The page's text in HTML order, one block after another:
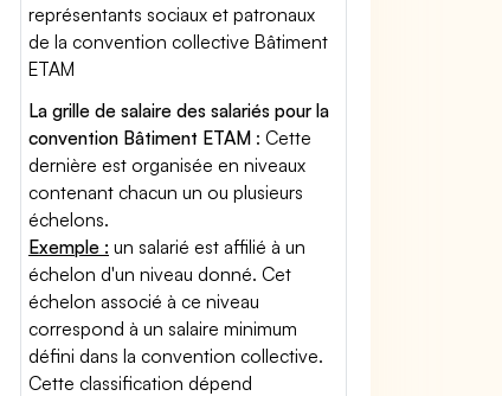
représentants sociaux et patronaux
de la convention collective Bâtiment
ETAM
La grille de salaire des salariés pour la
convention Bâtiment ETAM : Cette
dernière est organisée en niveaux
contenant chacun un ou plusieurs
échelons.
Exemple : un salarié est affilié à un
échelon d'un niveau donné. Cet
échelon associé à ce niveau
correspond à un salaire minimum
défini dans la convention collective.
Cette classification dépend